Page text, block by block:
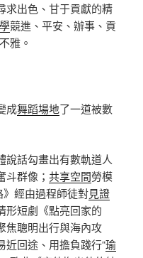
求出色、甘于貢獻的精
競進、平安、辦事、貢
雅。
成舞蹈場地了一道被數
說話勾畫出有數軌道人
斗群像； 共享空間勞模
》經由過程師徒對見證
形短劇《點亮回家的
焦聰明出行與海內攻
近回途、用擔負踐行“瑜